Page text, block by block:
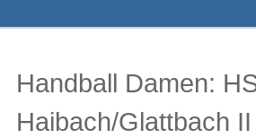
Handball Damen:
Haibach/Glattbach